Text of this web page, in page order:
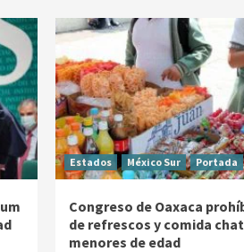
Estados México Sur Portada
Congreso de Oaxaca
de refrescos y comida
menores de edad